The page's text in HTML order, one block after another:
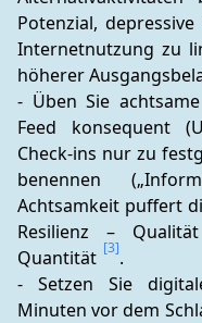
Potenzial,
Internetnutzung zu
höherer
- Üben Sie
Feed konsequent
Check-ins nur zu
benennen
Achtsamkeit puffert
Resilienz –
Quantität [3].
- Setzen Sie
Minuten vor dem